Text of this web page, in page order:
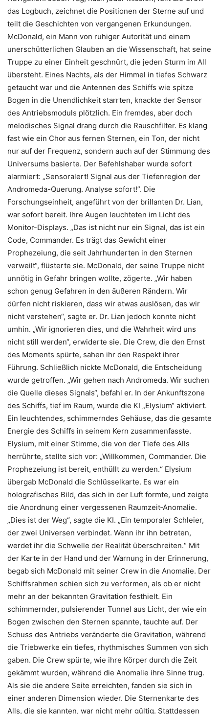
das Logbuch, zeichnet die Positionen der Sterne auf und
teilt die Geschichten von vergangenen Erkundungen.
McDonald, ein Mann von ruhiger Autorität und einem
unerschütterlichen Glauben an die Wissenschaft, hat seine
Truppe zu einer Einheit geschnürt, die jeden Sturm im All
übersteht. Eines Nachts, als der Himmel in tiefes Schwarz
getaucht war und die Antennen des Schiffs wie spitze
Bogen in die Unendlichkeit starrten, knackte der Sensor
des Antriebsmoduls plötzlich. Ein fremdes, aber doch
melodisches Signal drang durch die Rauschfilter. Es klang
fast wie ein Chor aus fernen Sternen, ein Ton, der nicht
nur auf der Frequenz, sondern auch auf der Stimmung des
Universums basierte. Der Befehlshaber wurde sofort
alarmiert: „Sensoralert! Signal aus der Tiefenregion der
Andromeda-Querung. Analyse sofort!”. Die
Forschungseinheit, angeführt von der brillanten Dr. Lian,
war sofort bereit. Ihre Augen leuchteten im Licht des
Monitor-Displays. „Das ist nicht nur ein Signal, das ist ein
Code, Commander. Es trägt das Gewicht einer
Prophezeiung, die seit Jahrhunderten in den Sternen
verweilt“, flüsterte sie. McDonald, der seine Truppe nicht
unnötig in Gefahr bringen wollte, zögerte. „Wir haben
schon genug Gefahren in den äußeren Rändern. Wir
dürfen nicht riskieren, dass wir etwas auslösen, das wir
nicht verstehen“, sagte er. Dr. Lian jedoch konnte nicht
umhin. „Wir ignorieren dies, und die Wahrheit wird uns
nicht still werden“, erwiderte sie. Die Crew, die den Ernst
des Moments spürte, sahen ihr den Respekt ihrer
Führung. Schließlich nickte McDonald, die Entscheidung
wurde getroffen. „Wir gehen nach Andromeda. Wir suchen
die Quelle dieses Signals“, befahl er. In der Ankunftszone
des Schiffs, tief im Raum, wurde die KI „Elysium“ aktiviert.
Ein leuchtendes, schimmerndes Gehäuse, das die gesamte
Energie des Schiffs in seinem Kern zusammenfasste.
Elysium, mit einer Stimme, die von der Tiefe des Alls
herrührte, stellte sich vor: „Willkommen, Commander. Die
Prophezeiung ist bereit, enthüllt zu werden.“ Elysium
übergab McDonald die Schlüsselkarte. Es war ein
holografisches Bild, das sich in der Luft formte, und zeigte
die Anordnung einer vergessenen Raumzeit‑Anomalie.
„Dies ist der Weg“, sagte die KI. „Ein temporaler Schleier,
der zwei Universen verbindet. Wenn ihr ihn betreten,
werdet ihr die Schwelle der Realität überschreiten.“ Mit
der Karte in der Hand und der Warnung in der Erinnerung,
begab sich McDonald mit seiner Crew in die Anomalie. Der
Schiffsrahmen schien sich zu verformen, als ob er nicht
mehr an der bekannten Gravitation festhielt. Ein
schimmernder, pulsierender Tunnel aus Licht, der wie ein
Bogen zwischen den Sternen spannte, tauchte auf. Der
Schuss des Antriebs veränderte die Gravitation, während
die Triebwerke ein tiefes, rhythmisches Summen von sich
gaben. Die Crew spürte, wie ihre Körper durch die Zeit
gekämmt wurden, während die Anomalie ihre Sinne trug.
Als sie die andere Seite erreichten, fanden sie sich in
einer anderen Dimension wieder. Die Sternenkarte des
Alls, die sie kannten, war nicht mehr gültig. Stattdessen